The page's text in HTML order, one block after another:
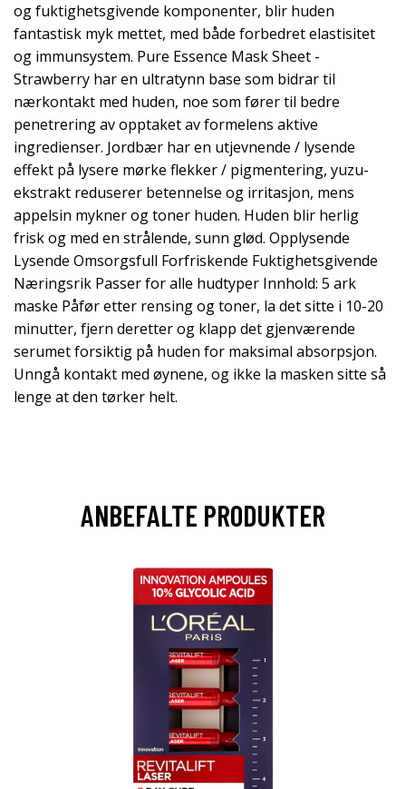
og fuktighetsgivende komponenter, blir huden
fantastisk myk mettet, med både forbedret elastisitet
og immunsystem. Pure Essence Mask Sheet -
Strawberry har en ultratynn base som bidrar til
nærkontakt med huden, noe som fører til bedre
penetrering av opptaket av formelens aktive
ingredienser. Jordbær har en utjevnende / lysende
effekt på lysere mørke flekker / pigmentering, yuzu-
ekstrakt reduserer betennelse og irritasjon, mens
appelsin mykner og toner huden. Huden blir herlig
frisk og med en strålende, sunn glød. Opplysende
Lysende Omsorgsfull Forfriskende Fuktighetsgivende
Næringsrik Passer for alle hudtyper Innhold: 5 ark
maske Påfør etter rensing og toner, la det sitte i 10-20
minutter, fjern deretter og klapp det gjenværende
serumet forsiktig på huden for maksimal absorpsjon.
Unngå kontakt med øynene, og ikke la masken sitte så
lenge at den tørker helt.
ANBEFALTE PRODUKTER